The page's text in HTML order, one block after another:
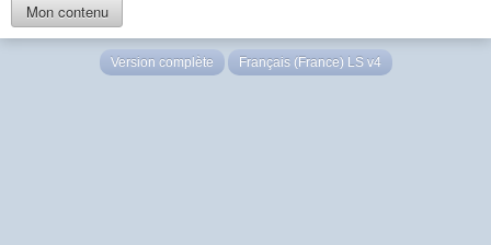
Mon contenu
Version complète Français (France) LS v4